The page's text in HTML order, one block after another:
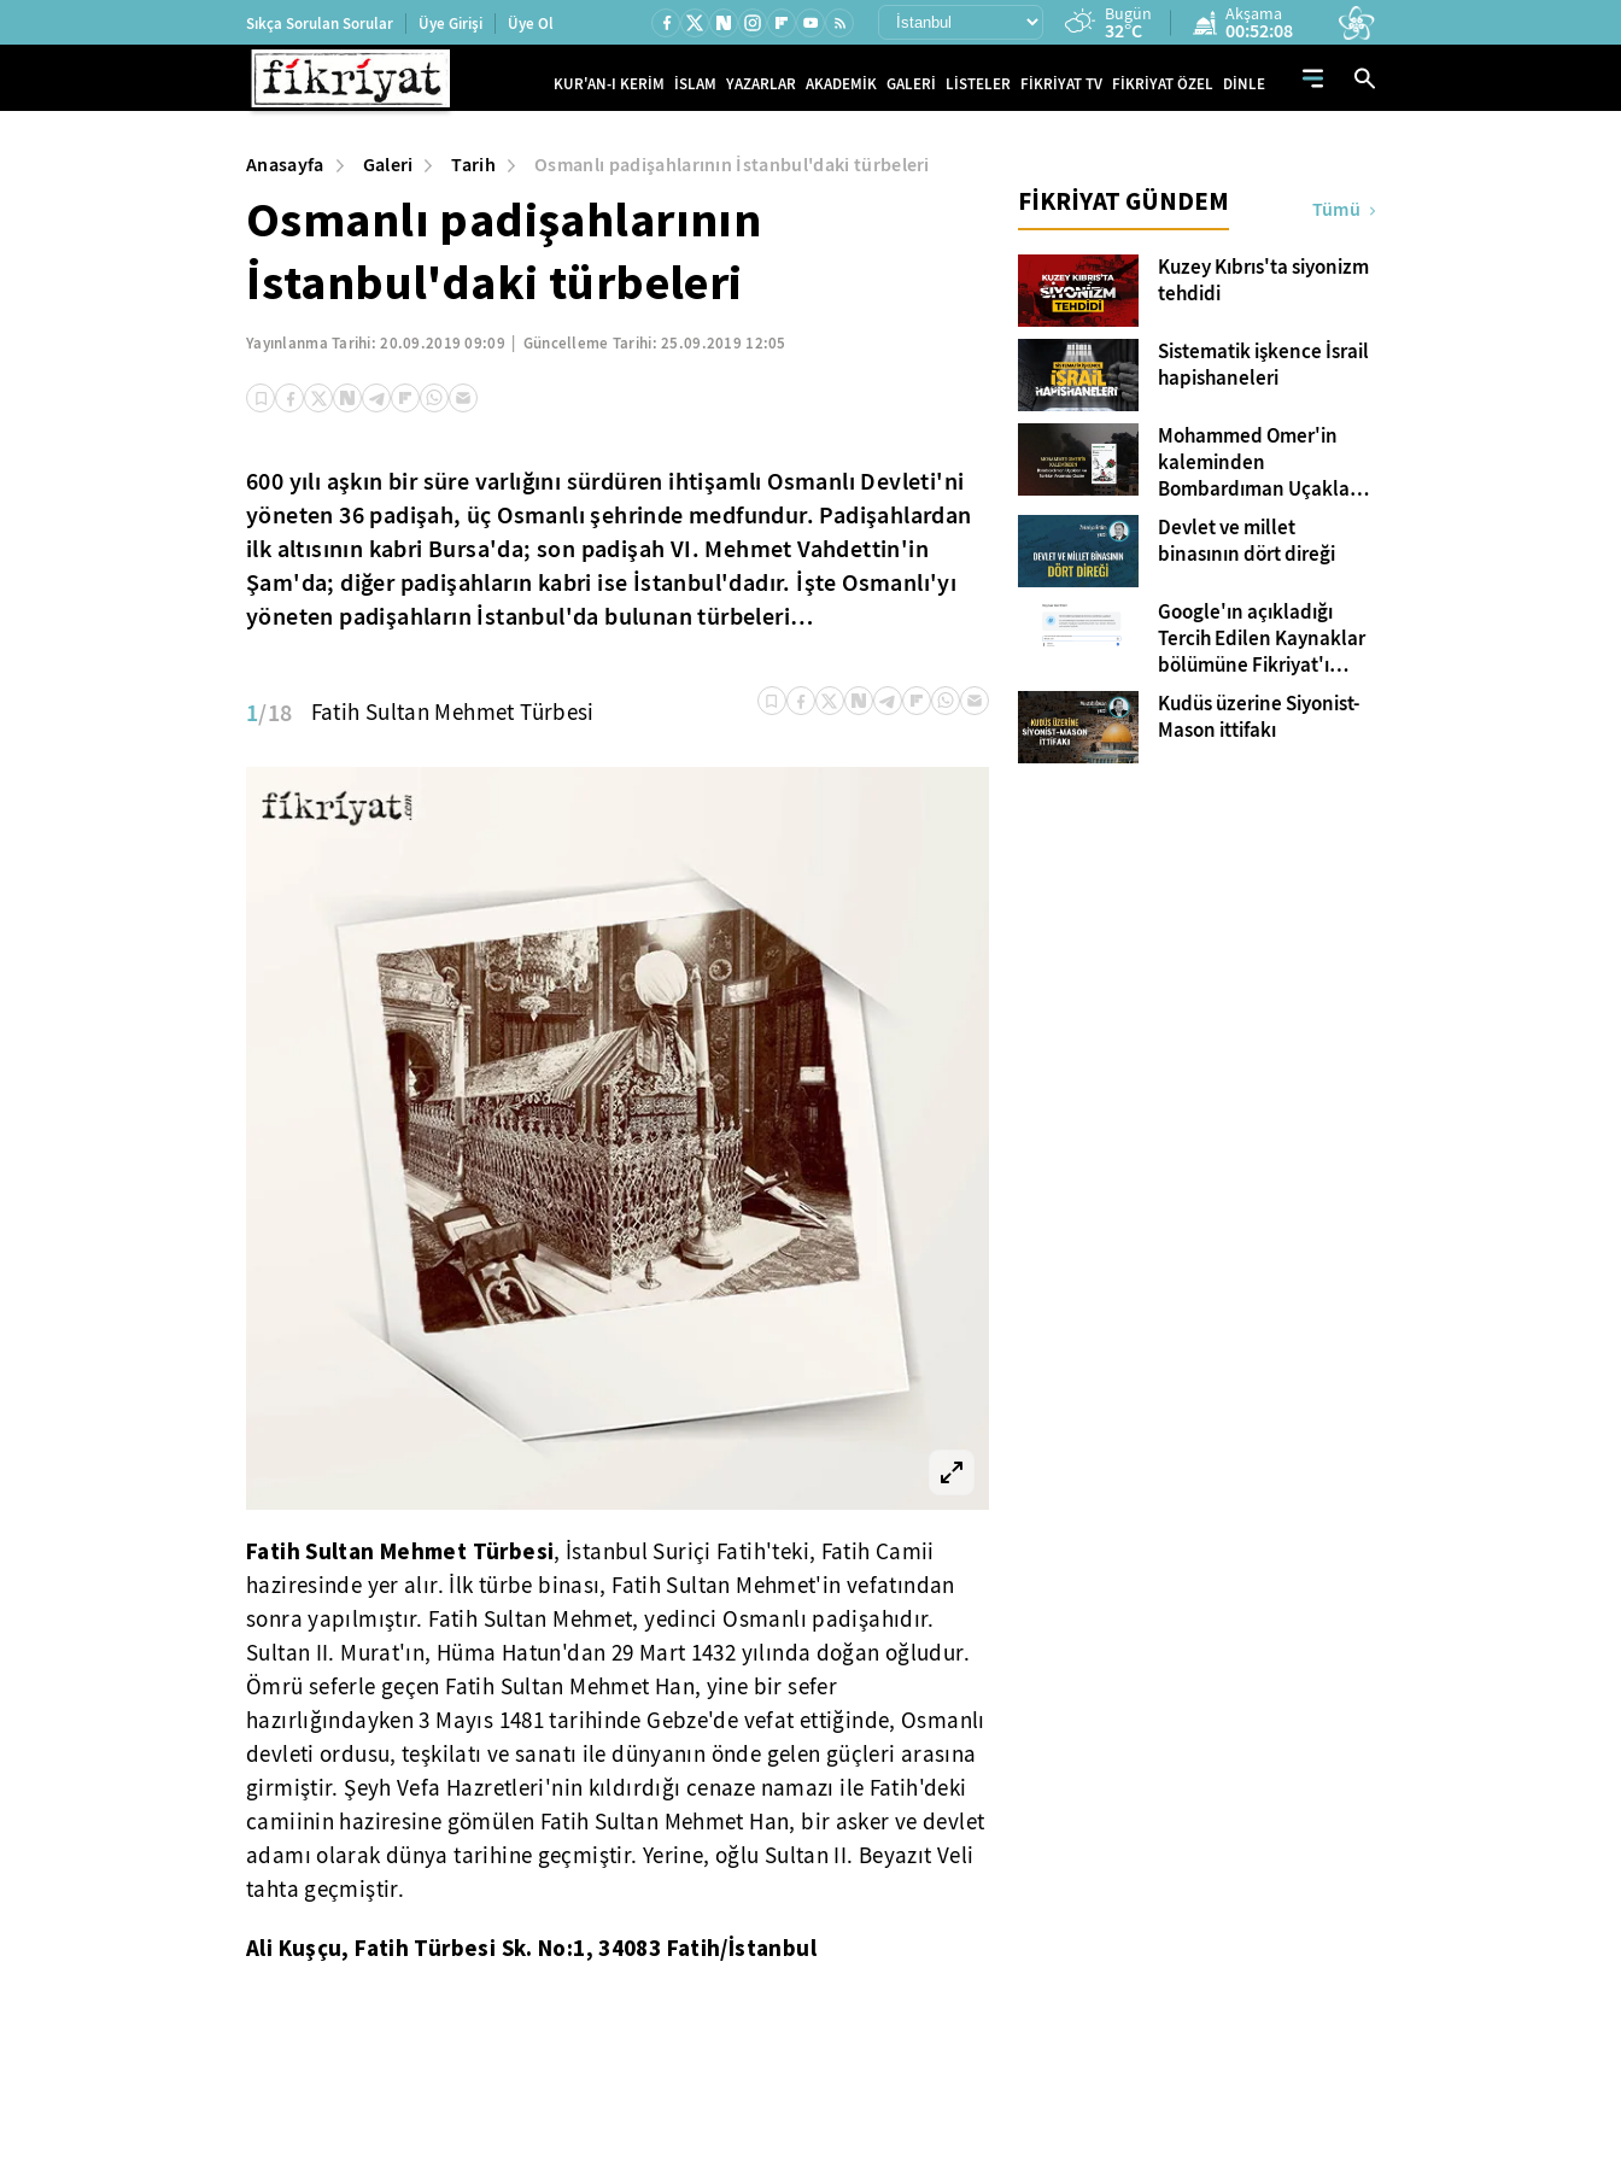
Sıkça Sorulan Sorular Üye Girişi Üye Ol Bugün
32°C
Akşama
00:52:07
KUR'AN-I KERİM İSLAM YAZARLAR AKADEMİK GALERİ LİSTELER FİKRİYAT TV FİKRİYAT ÖZEL DİNLE
Anasayfa Galeri Tarih Osmanlı padişahlarının İstanbul'daki türbeleri
Osmanlı padişahlarının
İstanbul'daki türbeleri
Yayınlanma Tarihi:20.09.2019 09:09 Güncelleme Tarihi:25.09.2019 12:05
600 yılı aşkın bir süre varlığını sürdüren ihtişamlı Osmanlı Devleti'ni
yöneten 36 padişah, üç Osmanlı şehrinde medfundur. Padişahlardan
ilk altısının kabri Bursa'da; son padişah VI. Mehmet Vahdettin'in
Şam'da; diğer padişahların kabri ise İstanbul'dadır. İşte Osmanlı'yı
yöneten padişahların İstanbul'da bulunan türbeleri…
1/18 Fatih Sultan Mehmet Türbesi
Fatih Sultan Mehmet Türbesi, İstanbul Suriçi Fatih'teki, Fatih Camii
haziresinde yer alır. İlk türbe binası, Fatih Sultan Mehmet'in vefatından
sonra yapılmıştır. Fatih Sultan Mehmet, yedinci Osmanlı padişahıdır.
Sultan II. Murat'ın, Hüma Hatun'dan 29 Mart 1432 yılında doğan oğludur.
Ömrü seferle geçen Fatih Sultan Mehmet Han, yine bir sefer
hazırlığındayken 3 Mayıs 1481 tarihinde Gebze'de vefat ettiğinde, Osmanlı
devleti ordusu, teşkilatı ve sanatı ile dünyanın önde gelen güçleri arasına
girmiştir. Şeyh Vefa Hazretleri'nin kıldırdığı cenaze namazı ile Fatih'deki
camiinin haziresine gömülen Fatih Sultan Mehmet Han, bir asker ve devlet
adamı olarak dünya tarihine geçmiştir. Yerine, oğlu Sultan II. Beyazıt Veli
tahta geçmiştir.
Ali Kuşçu, Fatih Türbesi Sk. No:1, 34083 Fatih/İstanbul
FİKRİYAT GÜNDEM Tümü
Kuzey Kıbrıs'ta siyonizm
tehdidi
Sistematik işkence İsrail
hapishaneleri
Mohammed Omer'in
kaleminden
Bombardıman Uçakları
ve Tanklar Arasında
Gazze
Devlet ve millet
binasının dört direği
Google'ın açıkladığı
Tercih Edilen Kaynaklar
bölümüne Fikriyat'ı
eklemeyi unutmayın!
Kudüs üzerine Siyonist-
Mason ittifakı